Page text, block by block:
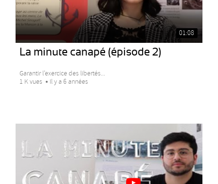
01:08
La minute canapé (épisode 2)
Garantir l’exercice des libertés...
1 K vues
Il y a 6 années